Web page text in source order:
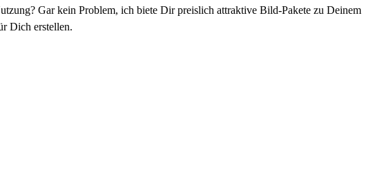
Gar kein Problem, ich biete Dir preislich attraktive Bild-Pakete zu Deinem
Dich erstellen.